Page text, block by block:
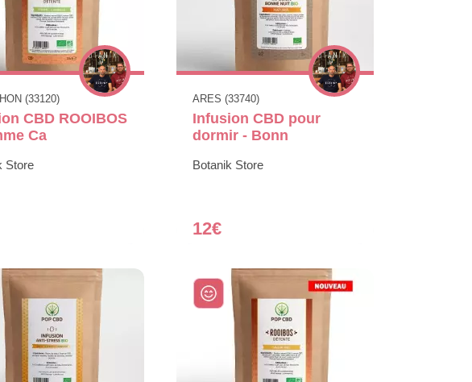
(33120)
CBD ROOIBOS
Ca
Store
ARES (33740)
Infusion CBD pour
dormir - Bonn
Botanik Store
12€